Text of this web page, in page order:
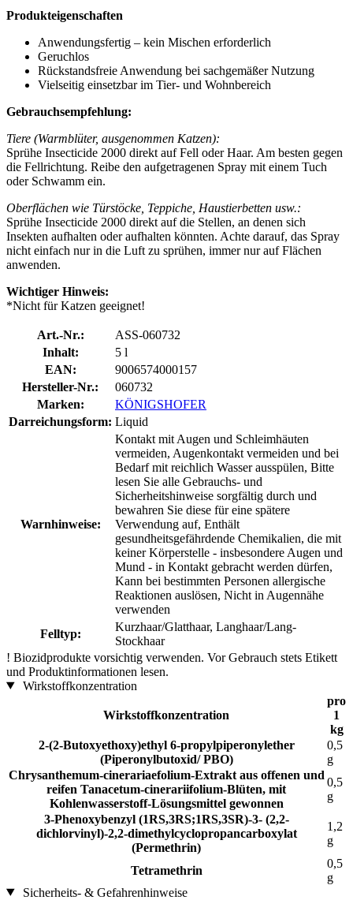
Produkteigenschaften
Anwendungsfertig – kein Mischen erforderlich
Geruchlos
Rückstandsfreie Anwendung bei sachgemäßer Nutzung
Vielseitig einsetzbar im Tier- und Wohnbereich
Gebrauchsempfehlung:
Tiere (Warmblüter, ausgenommen Katzen):
Sprühe Insecticide 2000 direkt auf Fell oder Haar. Am besten gegen
die Fellrichtung. Reibe den aufgetragenen Spray mit einem Tuch
oder Schwamm ein.
Oberflächen wie Türstöcke, Teppiche, Haustierbetten usw.:
Sprühe Insecticide 2000 direkt auf die Stellen, an denen sich
Insekten aufhalten oder aufhalten könnten. Achte darauf, das Spray
nicht einfach nur in die Luft zu sprühen, immer nur auf Flächen
anwenden.
Wichtiger Hinweis:
*Nicht für Katzen geeignet!
Art.-Nr.:
ASS-060732
Inhalt:
5 l
EAN:
9006574000157
Hersteller-Nr.:
060732
Marken:
KÖNIGSHOFER
Darreichungsform: Liquid
Warnhinweise:
Kontakt mit Augen und Schleimhäuten
vermeiden, Augenkontakt vermeiden und bei
Bedarf mit reichlich Wasser ausspülen, Bitte
lesen Sie alle Gebrauchs- und
Sicherheitshinweise sorgfältig durch und
bewahren Sie diese für eine spätere
Verwendung auf, Enthält
gesundheitsgefährdende Chemikalien, die mit
keiner Körperstelle - insbesondere Augen und
Mund - in Kontakt gebracht werden dürfen,
Kann bei bestimmten Personen allergische
Reaktionen auslösen, Nicht in Augennähe
verwenden
Felltyp:
Kurzhaar/Glatthaar, Langhaar/Lang-
Stockhaar
! Biozidprodukte vorsichtig verwenden. Vor Gebrauch stets Etikett
und Produktinformationen lesen.
Wirkstoffkonzentration
Wirkstoffkonzentration
pro
1
kg
2-(2-Butoxyethoxy)ethyl 6-propylpiperonylether
(Piperonylbutoxid/ PBO)
0,5
g
Chrysanthemum-cinerariaefolium-Extrakt aus offenen und
reifen Tanacetum-cinerariifolium-Blüten, mit
Kohlenwasserstoff-Lösungsmittel gewonnen
0,5
g
3-Phenoxybenzyl (1RS,3RS;1RS,3SR)-3- (2,2-
dichlorvinyl)-2,2-dimethylcyclopropancarboxylat
(Permethrin)
1,2
g
Tetramethrin
0,5
g
Sicherheits- & Gefahrenhinweise